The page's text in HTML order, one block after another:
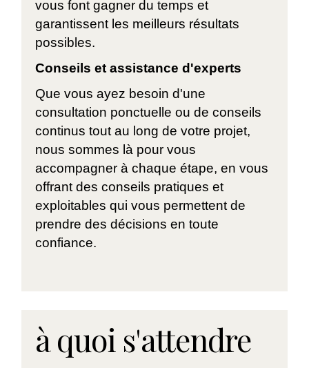
vous font gagner du temps et
garantissent les meilleurs résultats
possibles.
Conseils et assistance d'experts
Que vous ayez besoin d'une
consultation ponctuelle ou de conseils
continus tout au long de votre projet,
nous sommes là pour vous
accompagner à chaque étape, en vous
offrant des conseils pratiques et
exploitables qui vous permettent de
prendre des décisions en toute
confiance.
à quoi s'attendre